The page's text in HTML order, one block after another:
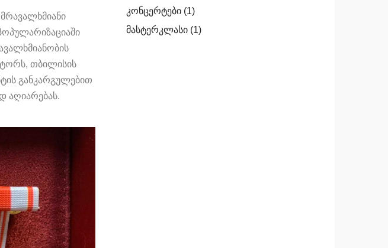
თბილისის
განკარგულებით
აღიარებას.
კონცერტები(1)
მასტერკლასი(1)